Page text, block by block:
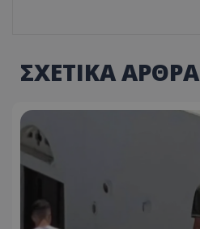
ΣΧΕΤΙΚΑ ΑΡΘΡΑ